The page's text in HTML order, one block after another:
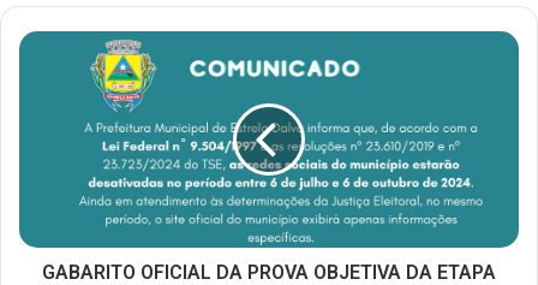
GABARITO OFICIAL DA PROVA OBJETIVA DA ETAPA